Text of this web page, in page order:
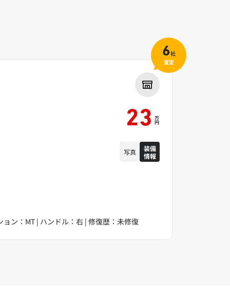
ン：MT | ハンドル：右 | 修復歴：未修復
23 万
円
写真
装備
情報
6社
査定